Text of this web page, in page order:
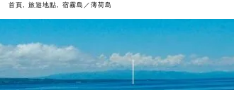
首頁, 旅遊地點,宿霧島／薄荷島